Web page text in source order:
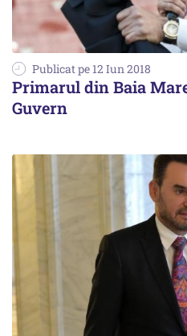
Publicat pe 12 Iun 2018
Primarul din Baia
Guvern